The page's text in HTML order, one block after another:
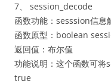
7、 session_decode
函数功能：sesssion信息
函数原型：boolean
返回值：布尔值
功能说明：这个函数可将
true